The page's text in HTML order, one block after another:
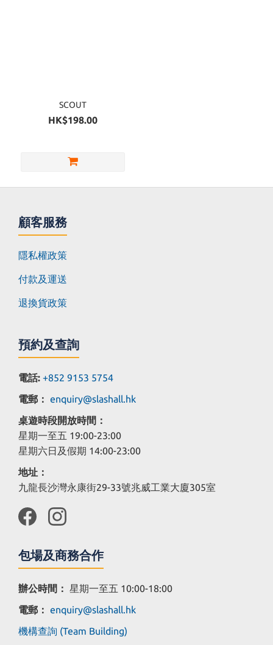
SCOUT
HK$198.00
顧客服務
隱私權政策
付款及運送
退換貨政策
預約及查詢
電話: +852 9153 5754
電郵： enquiry@slashall.hk
桌遊時段開放時間：
星期一至五 19:00-23:00
星期六日及假期 14:00-23:00
地址：
九龍長沙灣永康街29-33號兆威工業大廈305室
包場及商務合作
辦公時間： 星期一至五 10:00-18:00
電郵： enquiry@slashall.hk
機構查詢 (Team Building)